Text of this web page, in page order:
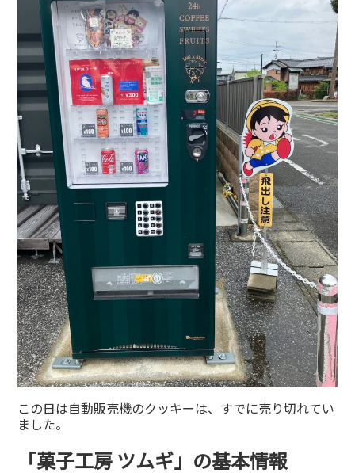
この日は自動販売機のクッキーは、すでに売り切れてい
ました。
「菓子工房 ツムギ」の基本情報